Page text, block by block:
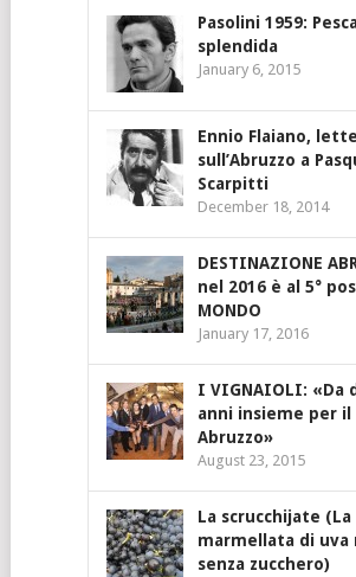
Pasolini 1959:
splendida
January 6, 2015
Ennio Flaiano,
sull’Abruzzo a
Scarpitti
December 18, 2014
DESTINAZIONE
nel 2016 è al 5°
MONDO
January 17, 2016
I VIGNAIOLI: «Da
anni insieme per
Abruzzo»
August 23, 2015
La scrucchijate (La
marmellata di uva
senza zucchero)